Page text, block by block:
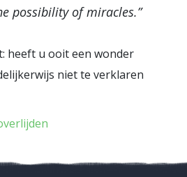
possibility of miracles.”
heeft u ooit een wonder
niet te verklaren